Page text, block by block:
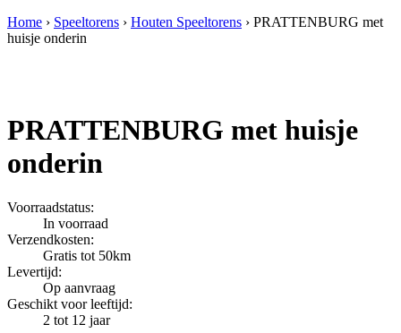
Home › Speeltorens › Houten Speeltorens › PRATTENBURG met
huisje onderin
PRATTENBURG met huisje
onderin
Voorraadstatus:
In voorraad
Verzendkosten:
Gratis tot 50km
Levertijd:
Op aanvraag
Geschikt voor leeftijd:
2 tot 12 jaar